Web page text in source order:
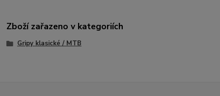
Zboží zařazeno v kategoriích
Gripy klasické / MTB